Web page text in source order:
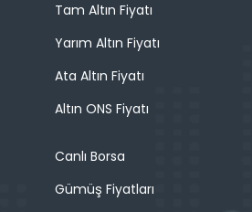
Tam Altın Fiyatı
Yarım Altın Fiyatı
Ata Altın Fiyatı
Altın ONS Fiyatı
Canlı Borsa
Gümüş Fiyatları